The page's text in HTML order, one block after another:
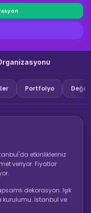
Portfolyo
etkinlikleriniz
veriyor. Fiyatlar
dekorasyon. Işık
İstanbul ve